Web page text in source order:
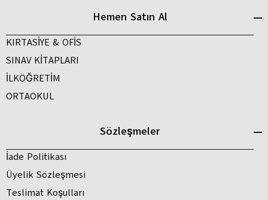
Hemen Satın Al
KIRTASİYE & OFİS
SINAV KİTAPLARI
İLKÖĞRETİM
ORTAOKUL
Sözleşmeler
İade Politikası
Üyelik Sözleşmesi
Teslimat Koşulları